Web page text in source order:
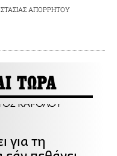
ΑΠΟΡΡΗΤΟΥ
ΤΩΡΑ
για τη